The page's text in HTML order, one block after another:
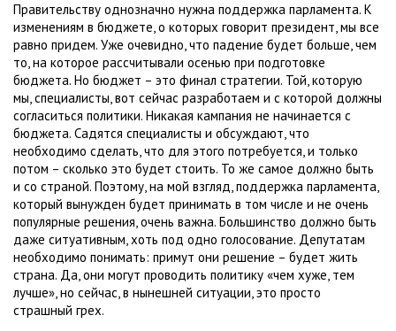
Правительству однозначно нужна поддержка парламента. К
изменениям в бюджете, о которых говорит президент, мы все
равно придем. Уже очевидно, что падение будет больше, чем
то, на которое рассчитывали осенью при подготовке
бюджета. Но бюджет – это финал стратегии. Той, которую
мы, специалисты, вот сейчас разработаем и с которой должны
согласиться политики. Никакая кампания не начинается с
бюджета. Садятся специалисты и обсуждают, что
необходимо сделать, что для этого потребуется, и только
потом – сколько это будет стоить. То же самое должно быть
и со страной. Поэтому, на мой взгляд, поддержка парламента,
который вынужден будет принимать в том числе и не очень
популярные решения, очень важна. Большинство должно быть
даже ситуативным, хоть под одно голосование. Депутатам
необходимо понимать: примут они решение – будет жить
страна. Да, они могут проводить политику «чем хуже, тем
лучше», но сейчас, в нынешней ситуации, это просто
страшный грех.